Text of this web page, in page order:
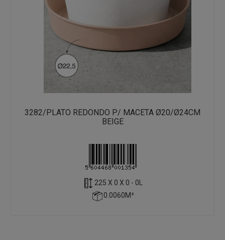
3282/PLATO REDONDO P/ MACETA Ø20/Ø24CM
BEIGE
225 X 0 X 0 - 0L
0.0060M³